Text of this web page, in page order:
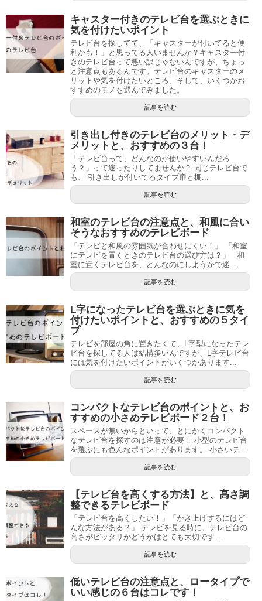
キャスター付きのテレビ台を選ぶときに
気を付けたいポイント
テレビ台を探してて、「キャスターが付いてると便
利かも！」と思ってる人いませんか？キャスター付
きのテレビ台って悪い訳じゃないんですが、ちょっ
と注意点もあるんです。テレビ台のキャスターのメ
リットや気を付けたいところ、そして、いくつかお
すすめのモノを選んでみました。
記事を読む
引き出し付きのテレビ台のメリット・デ
メリットと、おすすめの３台！
「テレビ台って、どんなのが使いやすいんだろ
う？」って迷ったりしてませんか？ 同じテレビ台で
も、 引き出しが付いてるタイプ扉と棚...
記事を読む
和室のテレビ台の注意点と、和風に合い
そうなおすすめのテレビボード
「テレビと和風の雰囲気が合わせにくい！」 「和室
にテレビを置くときのテレビ台の選び方は？」 和
室に置くテレビ台を、どんなのにしようかで迷...
記事を読む
L字になったテレビ台を選ぶときに気を
付けたいポイントと、おすすめの５タイ
プ
テレビを部屋の角に置きたくて、L字型になったテレ
ビ台を探してる人は結構多いんですが、L字テレビ台
には気を付けたいポイントがいくつかあります...
記事を読む
コンパクトなテレビ台のポイントと、お
すすめの小さめテレビボード２台！
スペースが無いからといって、とにかくコンパクト
なテレビ台を探すのは注意が必要！ 小型のテレビ台
を選ぶにも色んなポイントがあります。 小さいテ...
記事を読む
【テレビ台を高くする方法】と、高さ調
整できるテレビボード
「テレビ台を高くしたい！」「かさ上げするにはど
んな方法がある？」 テレビを見る時に、テレビ台の
高さがピッタリかどうかはとても大切です...
記事を読む
低いテレビ台の注意点と、ロータイプで
いい感じの６台はコレです！